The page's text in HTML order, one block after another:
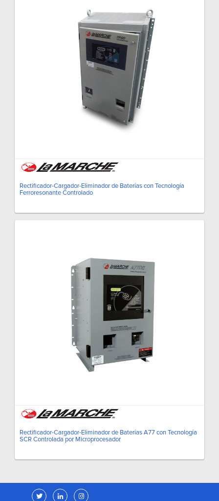
Rectificador-Cargador-Eliminador de Baterías con Tecnología
Ferroresonante Controlado
Rectificador-Cargador-Eliminador de Baterías A77 con Tecnología
SCR Controlada por Microprocesador